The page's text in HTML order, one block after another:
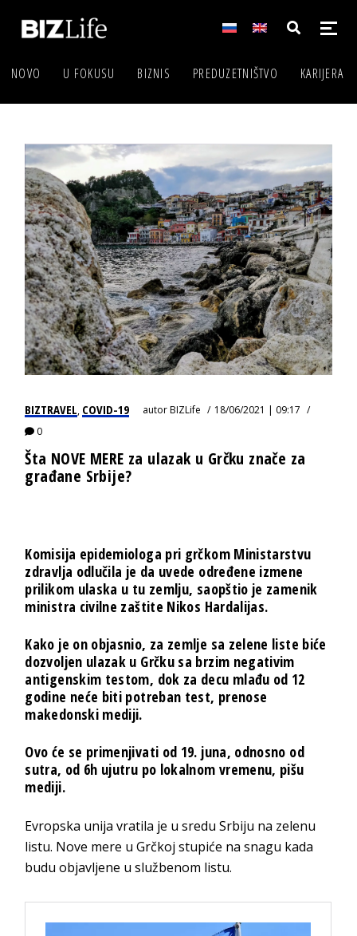
NOVO U FOKUSU BIZNIS PREDUZETNIŠTVO KARIJERA
BIZTRAVEL, COVID-19 autorBIZLife
18/06/2021 | 09:17
0
Šta NOVE MERE za ulazak u Grčku znače za
građane Srbije?
Komisija epidemiologa pri grčkom Ministarstvu
zdravlja odlučila je da uvede određene izmene
prilikom ulaska u tu zemlju, saopštio je zamenik
ministra civilne zaštite Nikos Hardalijas.
Kako je on objasnio, za zemlje sa zelene liste biće
dozvoljen ulazak u Grčku sa brzim negativim
antigenskim testom, dok za decu mlađu od 12
godine neće biti potreban test, prenose
makedonski mediji.
Ovo će se primenjivati od 19. juna, odnosno od
sutra, od 6h ujutru po lokalnom vremenu, pišu
mediji.
Evropska unija vratila je u sredu Srbiju na zelenu
listu. Nove mere u Grčkoj stupiće na snagu kada
budu objavljene u službenom listu.